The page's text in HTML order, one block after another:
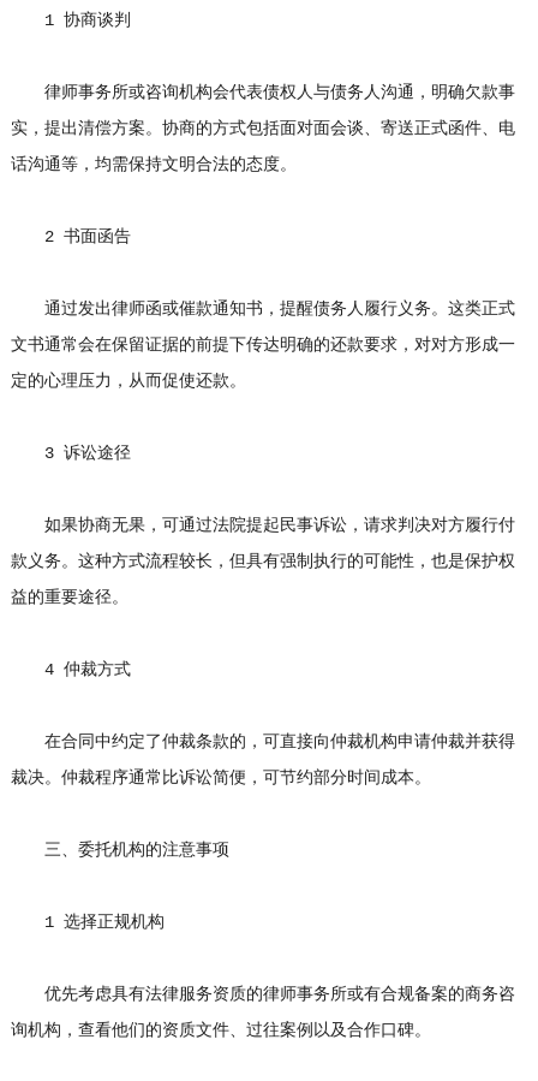
1 协商谈判
律师事务所或咨询机构会代表债权人与债务人沟通，明确欠款事
实，提出清偿方案。协商的方式包括面对面会谈、寄送正式函件、电
话沟通等，均需保持文明合法的态度。
2 书面函告
通过发出律师函或催款通知书，提醒债务人履行义务。这类正式
文书通常会在保留证据的前提下传达明确的还款要求，对对方形成一
定的心理压力，从而促使还款。
3 诉讼途径
如果协商无果，可通过法院提起民事诉讼，请求判决对方履行付
款义务。这种方式流程较长，但具有强制执行的可能性，也是保护权
益的重要途径。
4 仲裁方式
在合同中约定了仲裁条款的，可直接向仲裁机构申请仲裁并获得
裁决。仲裁程序通常比诉讼简便，可节约部分时间成本。
三、委托机构的注意事项
1 选择正规机构
优先考虑具有法律服务资质的律师事务所或有合规备案的商务咨
询机构，查看他们的资质文件、过往案例以及合作口碑。